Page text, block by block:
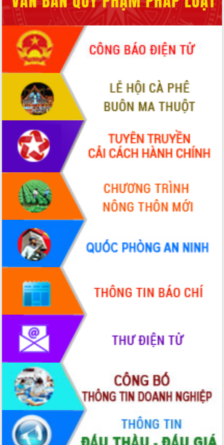
Lắk
Khơi thông điểm nghẽn, đẩy nhanh
giải ngân vốn khắc phục thiên tai
HĐND tỉnh thông qua điều chỉnh Quy
hoạch tỉnh thời kỳ 2021-2030
Hội thảo góp ý hồ sơ điều chỉnh quy
hoạch tỉnh Đắk Lắk thời kỳ 2021-2030,
tầm nhìn đến năm 2050
Nâng cao hiệu quả hoạt động của các
doanh nghiệp nhà nước
Hội nghị triển khai kết nối mạng
truyền số liệu chuyên dùng phục vụ cơ
quan Đảng, Nhà nước
Lễ phát động chuỗi hoạt động chung
tay làm sạch môi trường
Xã Ea Kar bước chuyển mình trong
công tác cải cách hành chính mô hình
mới
UBND tỉnh họp báo định kỳ tháng 4
năm 2026
Hội thảo khoa học “Giải pháp thúc đẩy
phát triển nền kinh tế xanh tại tỉnh
Đắk Lắk”
Tăng cường giám sát, đôn đốc thực
hiện nhiệm vụ quản lý tài sản công
hàng tuần
Tháo gỡ những vướng mắc, đẩy mạnh
công tác cải cách thủ tục hành chính
tại Trung tâm Phục vụ hành chính
công tỉnh
Đắk Lắk: Tôn vinh 46 giải pháp tại Hội
thi Sáng tạo Kỹ thuật 2024 - 2025
Đắk Lắk rà soát, điều chỉnh Đề án 190
về phát triển nuôi trồng thủy sản
Phó Chủ tịch UBND tỉnh Đắk Lắk
Trương Công Thái kiểm tra thực địa
Dự án cao tốc Khánh Hòa - Buôn Ma
Thuột
Định vị cà phê Việt Nam như một “di
sản sống” trong dòng chảy toàn cầu